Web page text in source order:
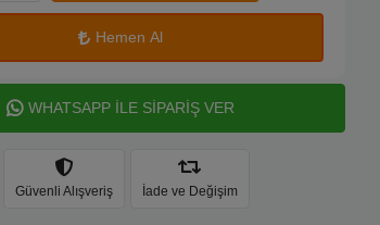
Hemen Al
WHATSAPP İLE SİPARİŞ VER
Güvenli Alışveriş İade ve Değişim